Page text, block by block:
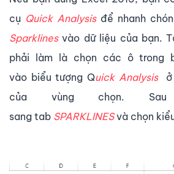
cụ Quick Analysisđể nhanh
Sparklinesvào dữ liệu của bạn.
phải làm là chọn các ô trong
vào biểu tượng Quick Analysis
của vùng chọn.
sang tab SPARKLINESvà chọn